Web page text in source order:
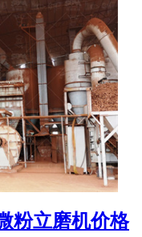
粉立磨机价格